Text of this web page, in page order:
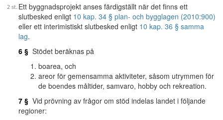
Ett byggnadsprojekt anses färdigställt när det finns ett
slutbesked enligt 10 kap. 34 § plan- och bygglagen (2010:900)
eller ett interimistiskt slutbesked enligt 10 kap. 36 § samma
lag.
6 § Stödet beräknas på
boarea, och
areor för gemensamma aktiviteter, såsom utrymmen för
de boendes måltider, samvaro, hobby och rekreation.
7 § Vid prövning av frågor om stöd indelas landet i följande
regioner: